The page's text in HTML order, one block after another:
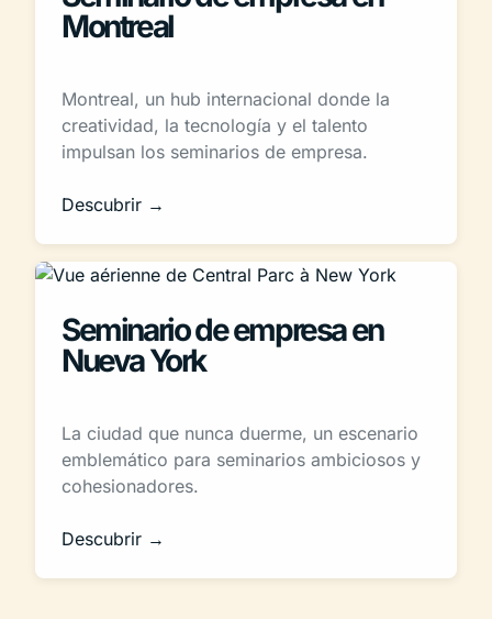
Montreal
Montreal, un hub internacional donde la
creatividad, la tecnología y el talento
impulsan los seminarios de empresa.
Descubrir →
Seminario de empresa en
Nueva York
La ciudad que nunca duerme, un escenario
emblemático para seminarios ambiciosos y
cohesionadores.
Descubrir →